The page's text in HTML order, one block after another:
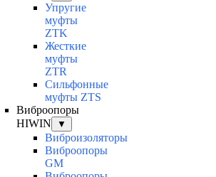
Упругие
муфты
ZTK
Жесткие
муфты
ZTR
Сильфонные
муфты ZTS
Виброопоры
HIWIN
▼
Виброизоляторы
Виброопоры
GM